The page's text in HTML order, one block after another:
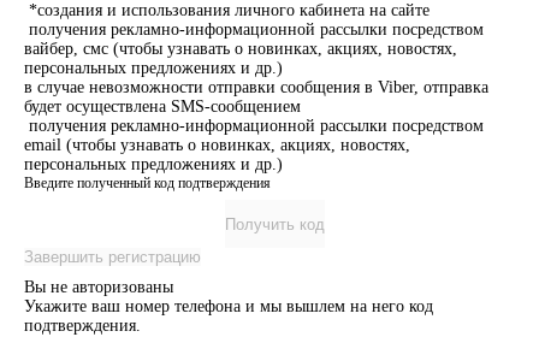
*создания и использования личного кабинета на сайте
получения рекламно-информационной рассылки посредством
вайбер, смс (чтобы узнавать о новинках, акциях, новостях,
персональных предложениях и др.)
в случае невозможности отправки сообщения в Viber, отправка
будет осуществлена SMS-сообщением
получения рекламно-информационной рассылки посредством
email (чтобы узнавать о новинках, акциях, новостях,
персональных предложениях и др.)
Введите полученный код подтверждения
Получить код
Завершить регистрацию
Вы не авторизованы
Укажите ваш номер телефона и мы вышлем на него код
подтверждения.